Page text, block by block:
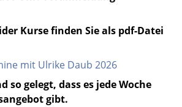
Kurse finden Sie als pdf-Datei
mit Ulrike Daub 2026
so gelegt, dass es jede Woche
gibt.